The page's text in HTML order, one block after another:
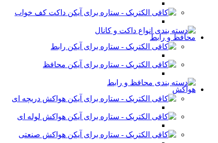
داکت کف خواب
محافظ و رابط
رابط
محافظ
هواکش
هواکش دریچه ای
هواکش لوله ای
هواکش صنعتی